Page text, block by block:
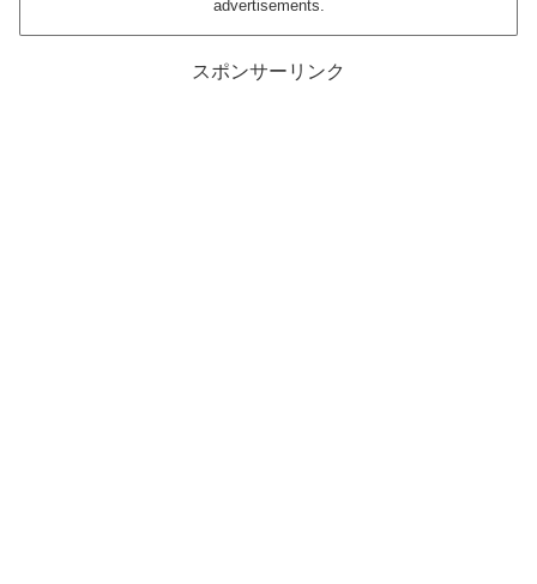
advertisements.
スポンサーリンク